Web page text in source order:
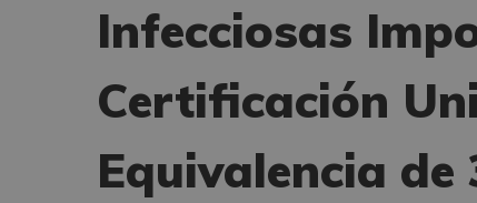
Infecciosas
Certificación
Equivalencia de